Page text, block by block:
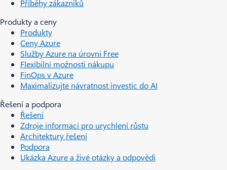
Příběhy zákazníků
Produkty a ceny
Produkty
Ceny Azure
Služby Azure na úrovni Free
Flexibilní možnosti nákupu
FinOps v Azure
Maximalizujte návratnost investic do AI
Řešení a podpora
Řešení
Zdroje informací pro urychlení růstu
Architektury řešení
Podpora
Ukázka Azure a živé otázky a odpovědi